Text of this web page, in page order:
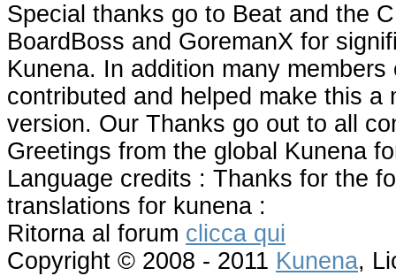
Special thanks go to Beat and the
BoardBoss and GoremanX for
Kunena. In addition many
contributed and helped make this a
version. Our Thanks go out to all
Greetings from the global Kunena
Language credits : Thanks for the
translations for kunena :
Ritorna al forum clicca qui
Copyright © 2008 - 2011 Kunena,